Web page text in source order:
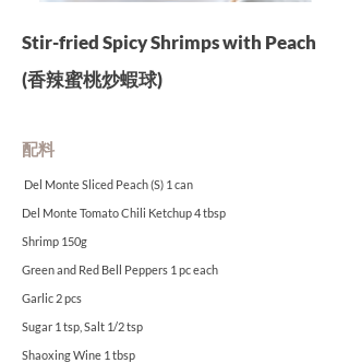
Stir-fried Spicy Shrimps with Peach
(香辣蜜桃炒蝦球)
配料
Del Monte Sliced Peach (S) 1 can
Del Monte Tomato Chili Ketchup 4 tbsp
Shrimp 150g
Green and Red Bell Peppers 1 pc each
Garlic 2 pcs
Sugar 1 tsp, Salt 1/2 tsp
Shaoxing Wine 1 tbsp